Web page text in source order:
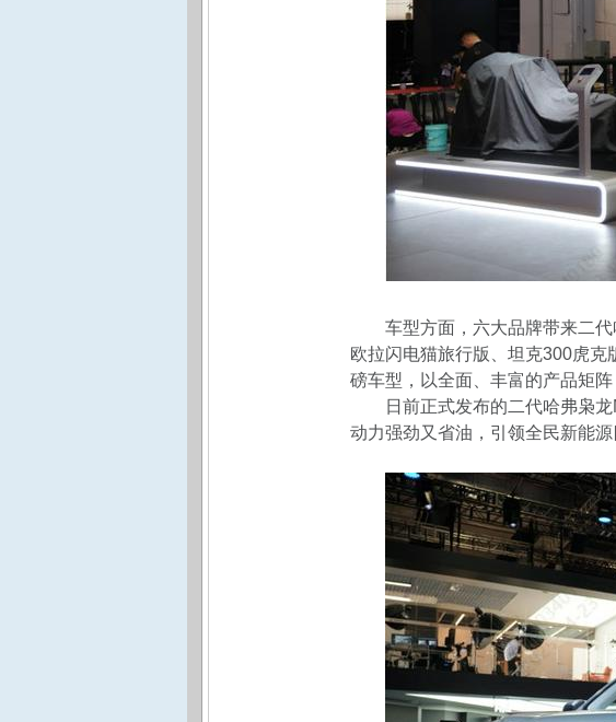
车型方面，六大品牌带来二
欧拉闪电猫旅行版、坦克300虎克
磅车型，以全面、丰富的产品矩
日前正式发布的二代哈弗枭
动力强劲又省油，引领全民新能